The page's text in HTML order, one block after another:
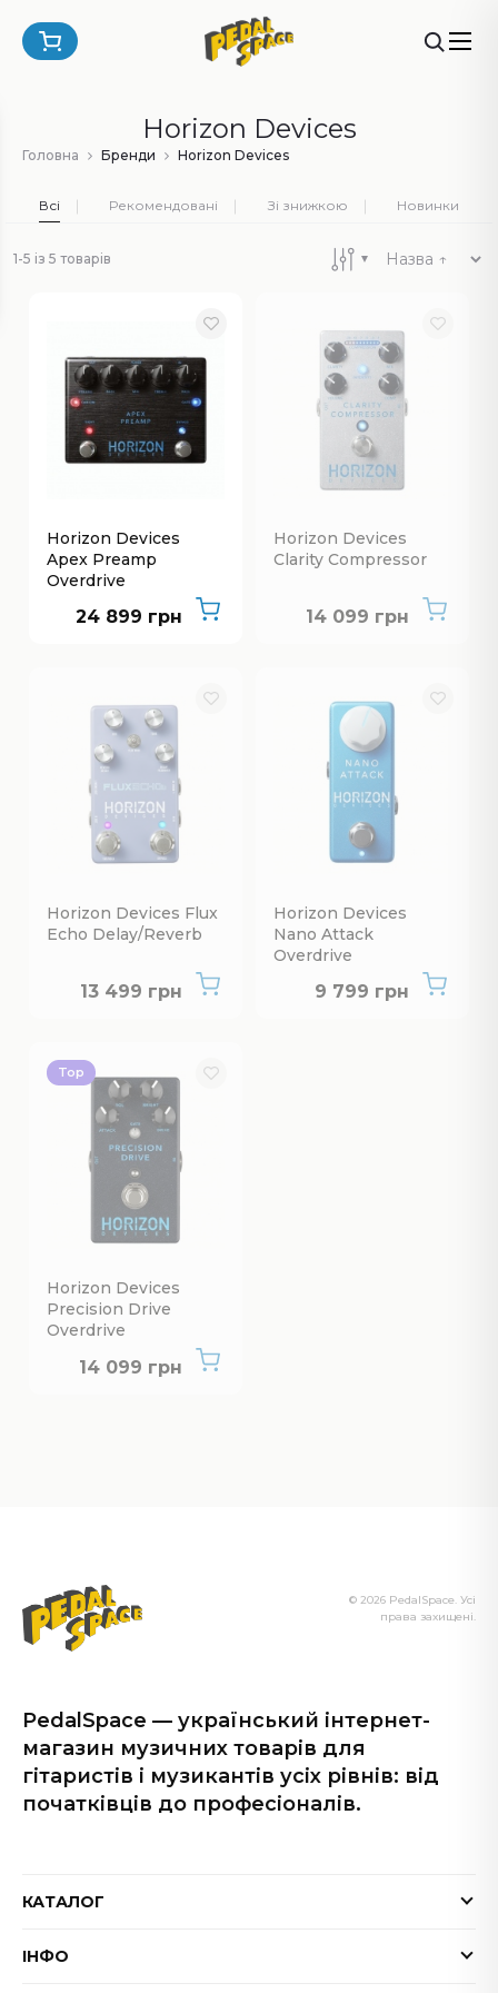
Horizon Devices
Головна Бренди Horizon Devices
Всі Рекомендовані Зі знижкою Новинки
1-5 із 5 товарів
Horizon Devices
Apex Preamp
Overdrive
24 899 грн
Horizon Devices
Clarity Compressor
14 099 грн
Немає в
Horizon Devices Flux
Echo Delay/Reverb
13 499 грн
Немає в наявності
Horizon Devices
Nano Attack
Overdrive
9 799 грн
Немає в
Top
Horizon Devices
Precision Drive
Overdrive
14 099 грнНемає в наявності
PedalSpace — український інтернет-
магазин музичних товарів для
гітаристів і музикантів усіх рівнів: від
початківців до професіоналів.
© 2026 PedalSpace. Усі
права захищені.
КАТАЛОГ
Електрогітари
ІНФО